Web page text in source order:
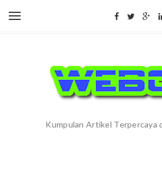
Kumpulan Artikel Terpercaya